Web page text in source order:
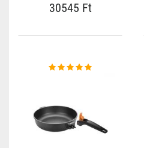
30545 Ft